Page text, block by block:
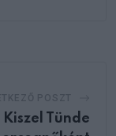
Tünde